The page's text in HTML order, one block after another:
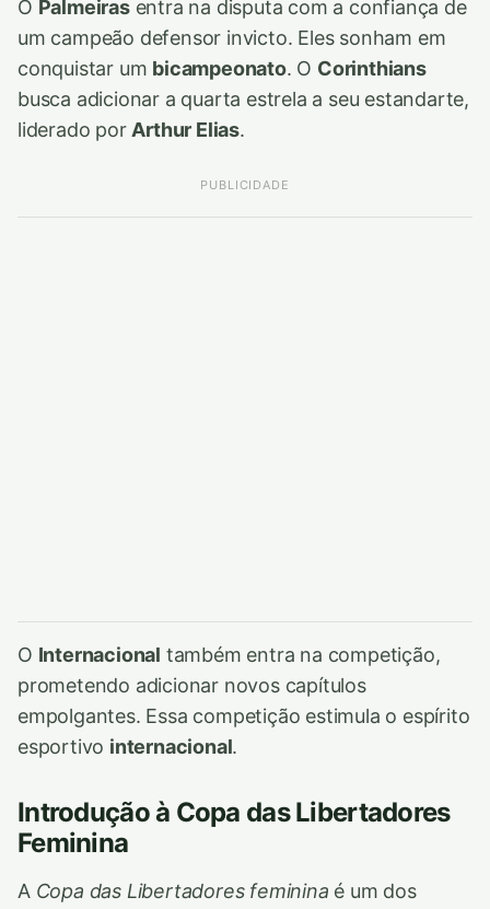
O Palmeirasentra na disputa com a confiança de
um campeão defensor invicto. Eles sonham em
conquistar um bicampeonato. O Corinthians
busca adicionar a quarta estrela a seu estandarte,
liderado por Arthur Elias.
PUBLICIDADE
O Internacional também entra na competição,
prometendo adicionar novos capítulos
empolgantes. Essa competição estimula o espírito
esportivo internacional.
Introdução à Copa das Libertadores
Feminina
A Copa das Libertadores feminina é um dos